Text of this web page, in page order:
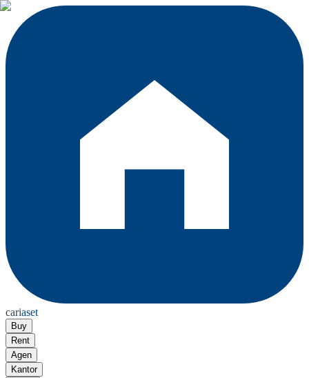
cariaset
Buy
Rent
Agen
Kantor